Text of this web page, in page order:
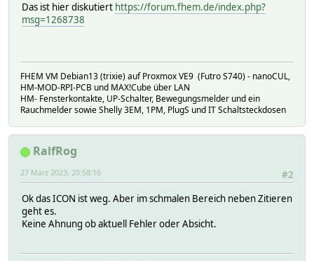
Das ist hier diskutiert https://forum.fhem.de/index.php?
msg=1268738
FHEM VM Debian13 (trixie) auf Proxmox VE9 (Futro S740) - nanoCUL,
HM-MOD-RPI-PCB und MAX!Cube über LAN
HM- Fensterkontakte, UP-Schalter, Bewegungsmelder und ein
Rauchmelder sowie Shelly 3EM, 1PM, PlugS und IT Schaltsteckdosen
RalfRog
#2
27 März 2023, 20:58:16
Ok das ICON ist weg. Aber im schmalen Bereich neben Zitieren
geht es.
Keine Ahnung ob aktuell Fehler oder Absicht.